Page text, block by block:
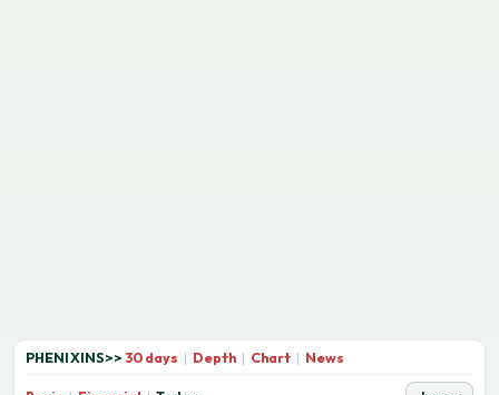
PHENIXINS>> 30 days | Depth | Chart | News